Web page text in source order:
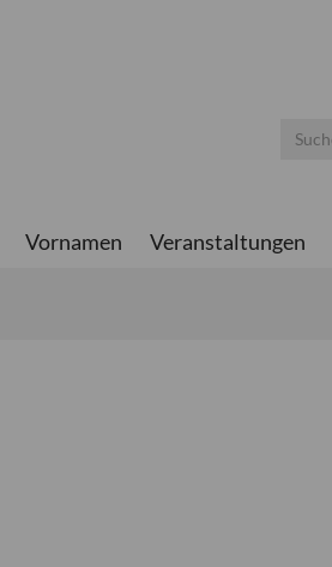
Vornamen Veranstaltungen